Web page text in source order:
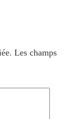
Les champs